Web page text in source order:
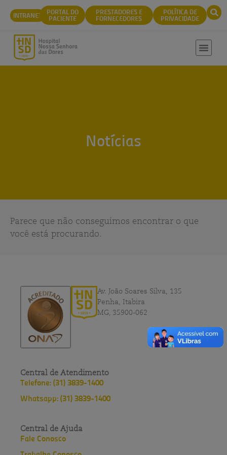
conteúdo
INTRANET PORTAL DO
PACIENTE
PRESTADORES E
FORNECEDORES
POLÍTICA DE
PRIVACIDADE
Notícias
Parece que não conseguimos encontrar o que
você está procurando.
Av. João Soares Silva, 135
Penha, Itabira
MG, 35900-062
Central de Atendimento
Telefone: (31) 3839-1400
Whatsapp: (31) 3839-1400
Central de Ajuda
Fale Conosco